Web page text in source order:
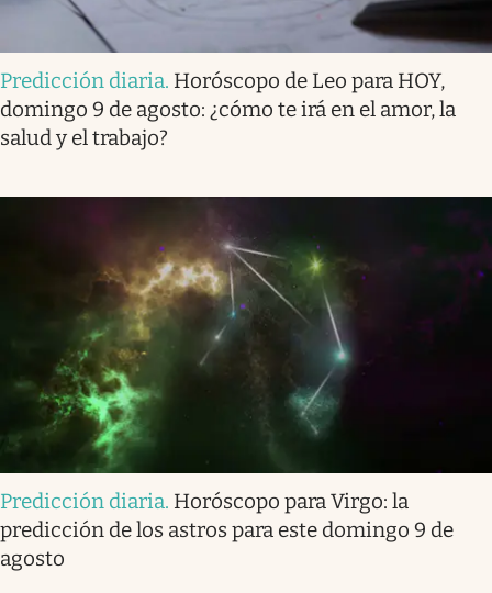
Predicción diaria. Horóscopo de Leo para HOY,
domingo 9 de agosto: ¿cómo te irá en el amor, la
salud y el trabajo?
Predicción diaria. Horóscopo para Virgo: la
predicción de los astros para este domingo 9 de
agosto